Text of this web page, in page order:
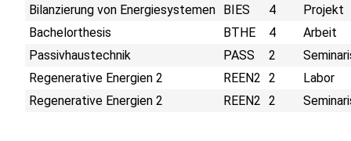
Bilanzierung von Energiesystemen
BIES 4
Projekt
Bachelorthesis
BTHE 4
Arbeit
Passivhaustechnik
PASS 2
Regenerative Energien 2
REEN2 2
Labor
Regenerative Energien 2
REEN2 2